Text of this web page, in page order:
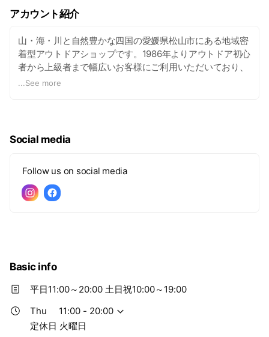
アカウント紹介
山・海・川と自然豊かな四国の愛媛県松山市にある地域密
着型アウトドアショップです。1986年よりアウトドア初心
者から上級者まで幅広いお客様にご利用いただいており、
パタゴニア・ノースフェイスをはじめ500以上のブランド
アライフを応援します！
...See more
Social media
Follow us on social media
Basic info
平日11:00～20:00 土日祝10:00～19:00
Thu
11:00 - 20:00
定休日 火曜日